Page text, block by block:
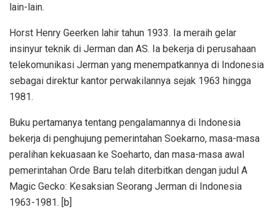
lain-lain.
Horst Henry Geerken lahir tahun 1933. Ia meraih gelar
insinyur teknik di Jerman dan AS. Ia bekerja di perusahaan
telekomunikasi Jerman yang menempatkannya di Indonesia
sebagai direktur kantor perwakilannya sejak 1963 hingga
1981.
Buku pertamanya tentang pengalamannya di Indonesia
bekerja di penghujung pemerintahan Soekarno, masa-masa
peralihan kekuasaan ke Soeharto, dan masa-masa awal
pemerintahan Orde Baru telah diterbitkan dengan judul A
Magic Gecko: Kesaksian Seorang Jerman di Indonesia
1963-1981. [b]